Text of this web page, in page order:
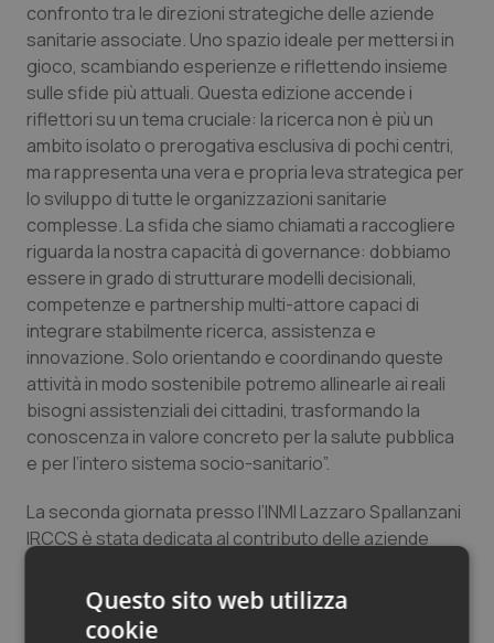
Tumori gastrointestinali
Ulcera & Reflusso
Vaccini
confronto tra le direzioni strategiche delle aziende
sanitarie associate. Uno spazio ideale per mettersi in
gioco, scambiando esperienze e riflettendo insieme
sulle sfide più attuali. Questa edizione accende i
riflettori su un tema cruciale: la ricerca non è più un
ambito isolato o prerogativa esclusiva di pochi centri,
ma rappresenta una vera e propria leva strategica per
lo sviluppo di tutte le organizzazioni sanitarie
complesse. La sfida che siamo chiamati a raccogliere
riguarda la nostra capacità di governance: dobbiamo
essere in grado di strutturare modelli decisionali,
competenze e partnership multi-attore capaci di
integrare stabilmente ricerca, assistenza e
innovazione. Solo orientando e coordinando queste
attività in modo sostenibile potremo allinearle ai reali
bisogni assistenziali dei cittadini, trasformando la
conoscenza in valore concreto per la salute pubblica
e per l’intero sistema socio-sanitario”.
La seconda giornata presso l’INMI Lazzaro Spallanzani
IRCCS è stata dedicata al contributo delle aziende
esperienze concrete di organizzazione, governance e
sviluppo dell’attività di ricerca.
Questo sito web utilizza
cookie